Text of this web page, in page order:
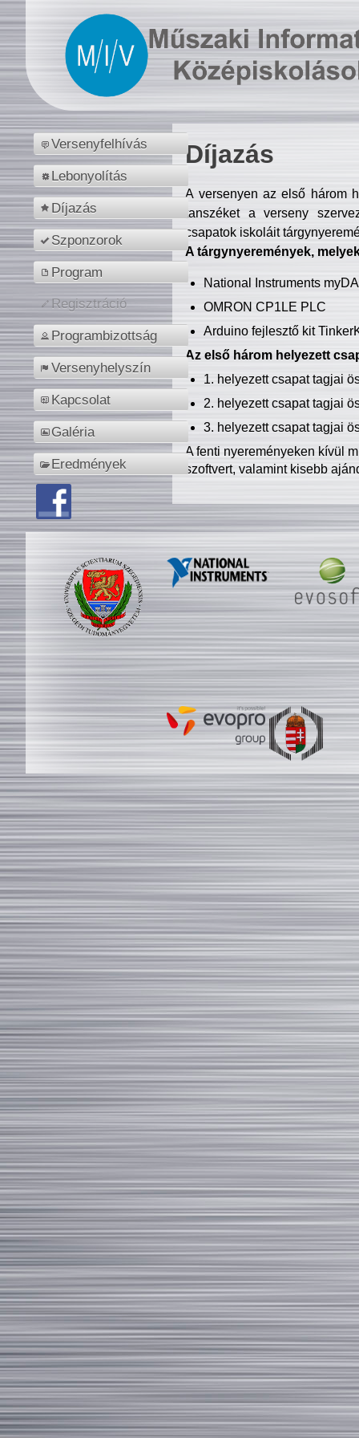
Versenyfelhívás
Lebonyolítás
Díjazás
Szponzorok
Program
Regisztráció
Programbizottság
Versenyhelyszín
Kapcsolat
Galéria
Eredmények
Díjazás
A versenyen az első három
tanszéket a verseny
csapatok iskoláit
A tárgynyeremények,
National Instruments
OMRON CP1LE PLC
Arduino fejlesztő kit
Az első három helyezett
1. helyezett csapat tagjai
2. helyezett csapat tagjai
3. helyezett csapat tagjai
A fenti nyereményeken kívül
szoftvert, valamint kisebb